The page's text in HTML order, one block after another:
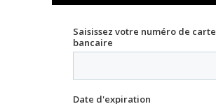
Saisissez votre numéro de carte
bancaire
Date d'expiration